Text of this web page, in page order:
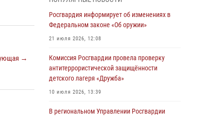
→
Генерал-полковник Юрий Аверин выступил на
смыслов»
03 августа 2026, 17:21
03 августа 2026, 14:10
Росгвардия информирует об изменениях в
Федеральном законе «Об оружии»
21 июля 2026, 12:08
Комиссия Росгвардии провела проверку
антитеррористической защищённости
детского лагеря «Дружба»
10 июля 2026, 13:39
В региональном Управлении Росгвардии